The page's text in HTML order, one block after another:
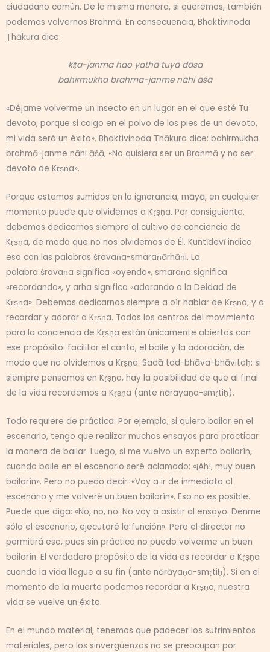
ciudadano común. De la misma manera, si queremos, también
podemos volvernos Brahmā. En consecuencia, Bhaktivinoda
Ṭhākura dice:
kīṭa-janma hao yathā tuyā dāsa
bahirmukha brahma-janme nāhi āśā
«Déjame volverme un insecto en un lugar en el que esté Tu
devoto, porque si caigo en el polvo de los pies de un devoto,
mi vida será un éxito». Bhaktivinoda Ṭhākura dice: bahirmukha
brahmā-janme nāhi āśā, «No quisiera ser un Brahmā y no ser
devoto de Kṛṣṇa».
Porque estamos sumidos en la ignorancia, māyā, en cualquier
momento puede que olvidemos a Kṛṣṇa. Por consiguiente,
debemos dedicarnos siempre al cultivo de conciencia de
Kṛṣṇa, de modo que no nos olvidemos de Él. Kuntīdevī indica
eso con las palabras śravaṇa-smaraṇārhāṇi. La
palabra śravaṇa significa «oyendo», smaraṇa significa
«recordando», y arha significa «adorando a la Deidad de
Kṛṣṇa». Debemos dedicarnos siempre a oír hablar de Kṛṣṇa, y a
recordar y adorar a Kṛṣṇa. Todos los centros del movimiento
para la conciencia de Kṛṣṇa están únicamente abiertos con
ese propósito: facilitar el canto, el baile y la adoración, de
modo que no olvidemos a Kṛṣṇa. Sadā tad-bhāva-bhāvitaḥ: si
siempre pensamos en Kṛṣṇa, hay la posibilidad de que al final
de la vida recordemos a Kṛṣṇa (ante nārāyaṇa-smṛtiḥ).
Todo requiere de práctica. Por ejemplo, si quiero bailar en el
escenario, tengo que realizar muchos ensayos para practicar
la manera de bailar. Luego, si me vuelvo un experto bailarín,
cuando baile en el escenario seré aclamado: «¡Ah!, muy buen
bailarín». Pero no puedo decir: «Voy a ir de inmediato al
escenario y me volveré un buen bailarín». Eso no es posible.
Puede que diga: «No, no, no. No voy a asistir al ensayo. Denme
sólo el escenario, ejecutaré la función». Pero el director no
permitirá eso, pues sin práctica no puedo volverme un buen
bailarín. El verdadero propósito de la vida es recordar a Kṛṣṇa
cuando la vida llegue a su fin (ante nārāyaṇa-smṛtiḥ). Si en el
momento de la muerte podemos recordar a Kṛṣṇa, nuestra
vida se vuelve un éxito.
En el mundo material, tenemos que padecer los sufrimientos
materiales, pero los sinvergüenzas no se preocupan por